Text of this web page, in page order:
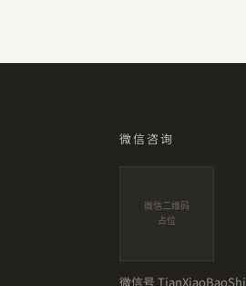
微信咨询
微信二维码
占位
微信号 TianXiaoBaoShi